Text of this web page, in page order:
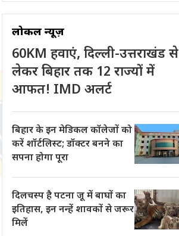
लोकल न्यूज़
60KM हवाएं, दिल्ली-उत्तराखंड से
लेकर बिहार तक 12 राज्यों में
आफत! IMD अलर्ट
बिहार के इन मेडिकल कॉलेजों को
करें शॉर्टलिस्ट; डॉक्टर बनने का
सपना होगा पूरा
दिलचस्प है पटना जू में बाघों का
इतिहास, इन नन्हें शावकों से जरूर
मिलें